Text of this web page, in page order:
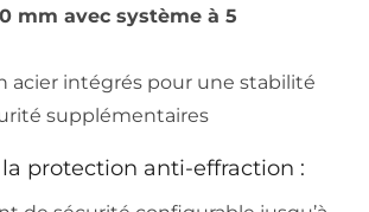
mm avec système à 5
acier intégrés pour une stabilité
supplémentaires
protection anti-effraction :